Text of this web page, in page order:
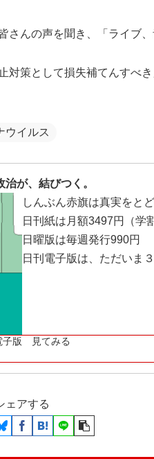
さんの声を聞き、「ライブ
対策として損失補てんすべき
ウイルス
治が、結びつく。
しんぶん赤旗は真実をと
日刊紙は月額3497円（学
日曜版は毎週発行990円
日刊電子版は、ただいま
子版 見てみる
ェアする